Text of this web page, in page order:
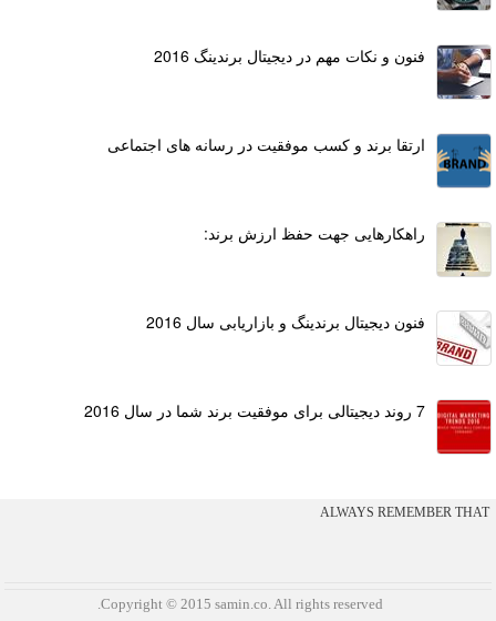
فنون و نکات مهم در دیجیتال برندینگ 2016
ارتقا برند و کسب موفقیت در رسانه های اجتماعی
راهکارهایی جهت حفظ ارزش برند:
فنون دیجیتال برندینگ و بازاریابی سال 2016
7 روند دیجیتالی برای موفقیت برند شما در سال 2016
ALWAYS REMEMBER THAT
.Copyright © 2015 samin.co. All rights reserved